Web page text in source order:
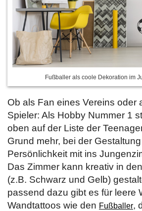
Fußballer als coole Dekoration im
Ob als Fan eines Vereins oder
Spieler: Als Hobby Nummer 1
oben auf der Liste der
Grund mehr, bei der
Persönlichkeit mit ins
Das Zimmer kann kreativ in
(z.B. Schwarz und Gelb)
passend dazu gibt es für leere
Wandtattoos wie den Fußballer,